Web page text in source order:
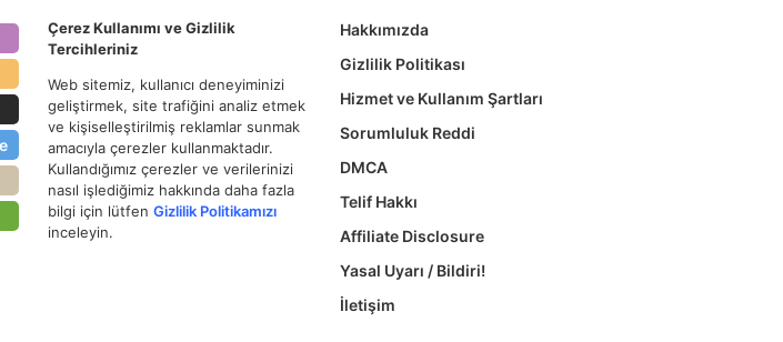
Çerez Kullanımı ve Gizlilik
Tercihleriniz
Web sitemiz, kullanıcı deneyiminizi
geliştirmek, site trafiğini analiz etmek
ve kişiselleştirilmiş reklamlar sunmak
amacıyla çerezler kullanmaktadır.
Kullandığımız çerezler ve verilerinizi
nasıl işlediğimiz hakkında daha fazla
bilgi için lütfen Gizlilik Politikamızı
inceleyin.
Hakkımızda
Gizlilik Politikası
Hizmet ve Kullanım Şartları
Sorumluluk Reddi
DMCA
Telif Hakkı
Affiliate Disclosure
Yasal Uyarı / Bildiri!
İletişim